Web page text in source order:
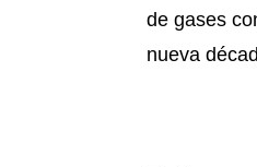
de gases
nueva